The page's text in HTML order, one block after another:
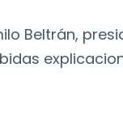
Beltrán,